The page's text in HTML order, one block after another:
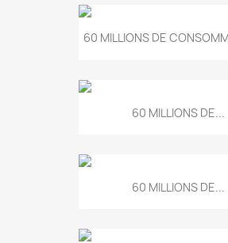
60 MILLIONS DE
60 MILLIONS DE...
60 MILLIONS DE...